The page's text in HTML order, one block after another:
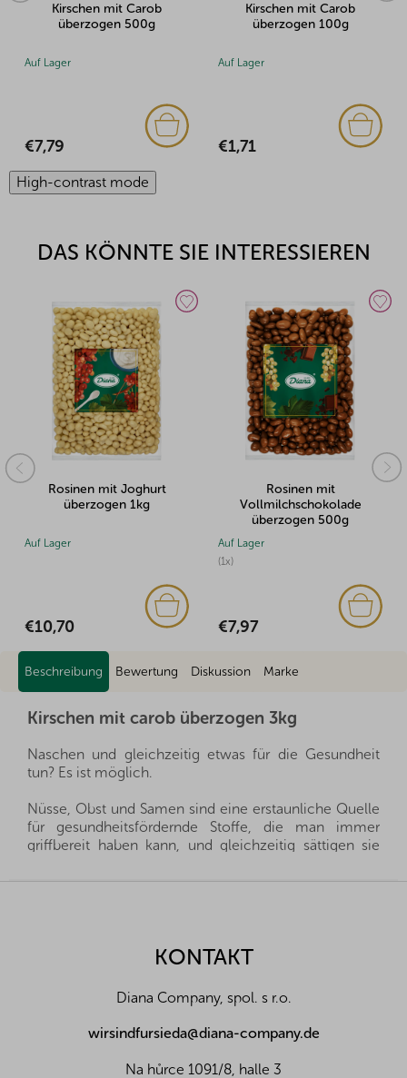
Kirschen mit Carob
überzogen 500g
Auf Lager
€7,79
Kirschen mit Carob
überzogen 100g
Auf Lager
€1,71
High-contrast mode
DAS KÖNNTE SIE INTERESSIEREN
Rosinen mit Joghurt
überzogen 1kg
Auf Lager
€10,70
Rosinen mit
Vollmilchschokolade
überzogen 500g
(1x)
Auf Lager
€7,97
Beschreibung Bewertung Diskussion Marke
Kirschen mit carob überzogen 3kg
Naschen und gleichzeitig etwas für die Gesundheit
tun? Es ist möglich.
Nüsse, Obst und Samen sind eine erstaunliche Quelle
für gesundheitsfördernde Stoffe, die man immer
griffbereit haben kann, und gleichzeitig sättigen sie
Snack, man muss nur auswählen, welche Sorte für die
Herkunftsländern, und dank der guten Beziehungen
wir oft in der Lage, exklusive Vertretungen direkt von
Landwirten und Anbauern der besten Nüsse und
Früchte aus der ganzen Welt zu erhalten. Aus diesem
Grund liefern wir die besten Waren für Sie und Ihre
KONTAKT
Diana Company, spol. s r.o.
wirsindfursieda@diana-company.de
Na hůrce 1091/8, halle 3